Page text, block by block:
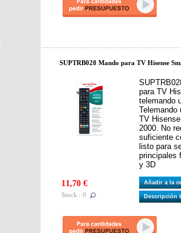
SUPTRB028 Mando para TV Hisense
para TV
telemando
Telemando
TV
2000. No
suficiente
listo para
principales
y 3D
11,70 €
Stock : 0
Añadir a la
Descripción